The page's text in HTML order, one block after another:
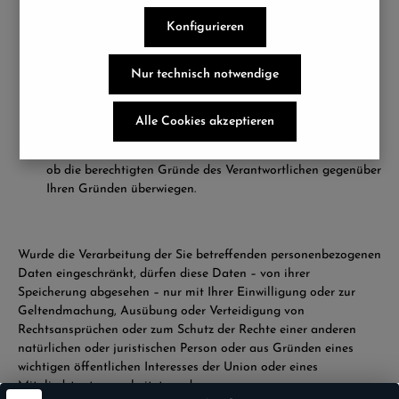
die Einschränkung der Nutzung der personenbezogenen
der Verantwortliche die personenbezogenen Daten für die
Zwecke der Verarbeitung nicht länger benötigt, Sie diese
jedoch zur Geltendmachung, Ausübung oder Verteidigung
von Rechtsansprüchen benötigen, oder
ob die berechtigten Gründe des Verantwortlichen gegenüber
Ihren Gründen überwiegen.
Wurde die Verarbeitung der Sie betreffenden personenbezogenen
Daten eingeschränkt, dürfen diese Daten – von ihrer
Speicherung abgesehen – nur mit Ihrer Einwilligung oder zur
Geltendmachung, Ausübung oder Verteidigung von
Rechtsansprüchen oder zum Schutz der Rechte einer anderen
natürlichen oder juristischen Person oder aus Gründen eines
wichtigen öffentlichen Interesses der Union oder eines
Mitgliedstaats verarbeitet werden.
Nur technisch notwendige
Konfigurieren
Alle Cookies akzeptieren